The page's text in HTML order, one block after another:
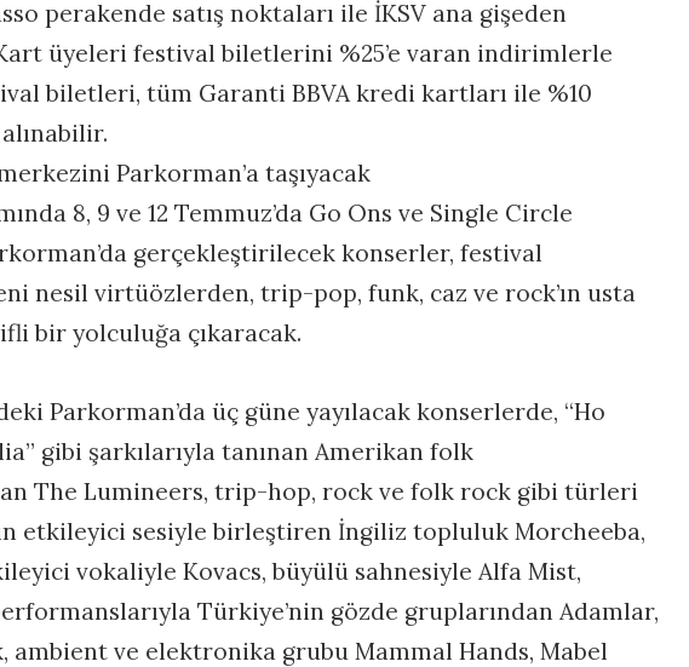
perakende satış noktaları ile İKSV ana gişeden
üyeleri festival biletlerini %25’e varan indirimlerle
biletleri, tüm Garanti BBVA kredi kartları ile %10
Parkorman’a taşıyacak
8, 9 ve 12 Temmuz’da Go Ons ve Single Circle
gerçekleştirilecek konserler, festival
nesil virtüözlerden, trip-pop, funk, caz ve rock’ın usta
bir yolculuğa çıkaracak.
Parkorman’da üç güne yayılacak konserlerde, “Ho
gibi şarkılarıyla tanınan Amerikan folk
The Lumineers, trip-hop, rock ve folk rock gibi türleri
etkileyici sesiyle birleştiren İngiliz topluluk Morcheeba,
vokaliyle Kovacs, büyülü sahnesiyle Alfa Mist,
Türkiye’nin gözde gruplarından Adamlar,
ambient ve elektronika grubu Mammal Hands, Mabel